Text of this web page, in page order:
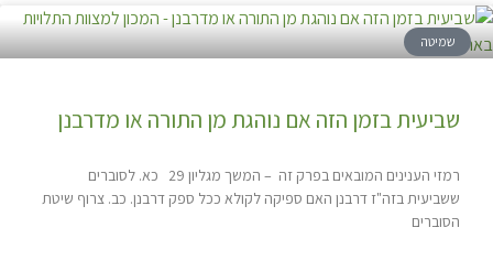
שמיטה
שביעית בזמן הזה אם נוהגת מן התורה או מדרבנן
רמזי הענינים המובאים בפרק זה – המשך מגליון 29 כא. לסוברים
ששביעית בזה"ז דרבנן האם ספיקה לקולא ככל ספק דרבנן. כב. צרוף שיטת
הסוברים